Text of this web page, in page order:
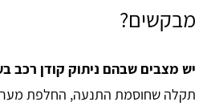
מבקשים?
יש מצבים שבהם ניתוק קודן רכב
תקלה שחוסמת התנעה, החלפת